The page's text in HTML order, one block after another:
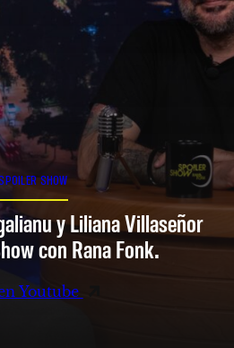
SHOW
y Liliana Villaseñor
con Rana Fonk.
Youtube